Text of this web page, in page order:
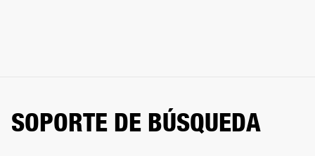
SOPORTE DE BÚSQUEDA